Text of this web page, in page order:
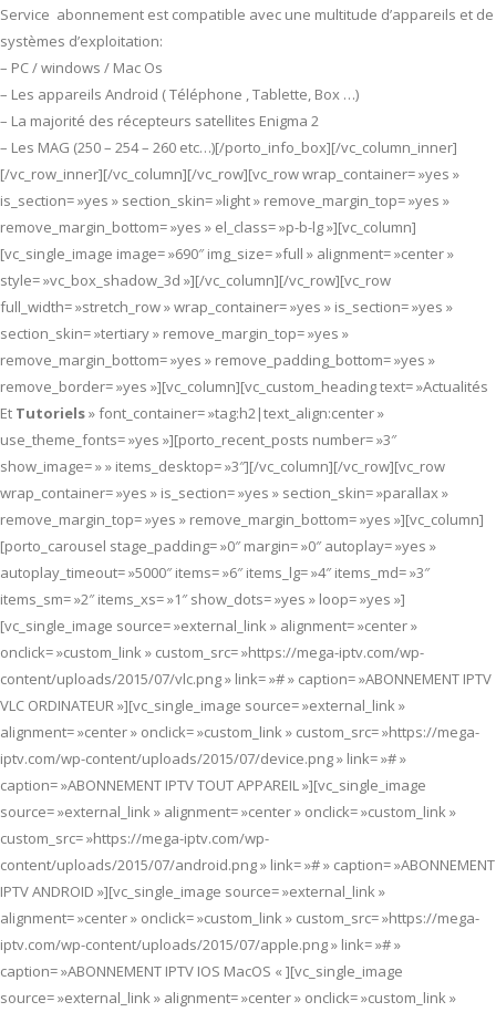
Service abonnement est compatible avec une multitude d’appareils et de
systèmes d’exploitation:
– PC / windows / Mac Os
– Les appareils Android ( Téléphone , Tablette, Box …)
– La majorité des récepteurs satellites Enigma 2
– Les MAG (250 – 254 – 260 etc…)[/porto_info_box][/vc_column_inner]
[/vc_row_inner][/vc_column][/vc_row][vc_row wrap_container= »yes »
is_section= »yes » section_skin= »light » remove_margin_top= »yes »
remove_margin_bottom= »yes » el_class= »p-b-lg »][vc_column]
[vc_single_image image= »690″ img_size= »full » alignment= »center »
style= »vc_box_shadow_3d »][/vc_column][/vc_row][vc_row
full_width= »stretch_row » wrap_container= »yes » is_section= »yes »
section_skin= »tertiary » remove_margin_top= »yes »
remove_margin_bottom= »yes » remove_padding_bottom= »yes »
remove_border= »yes »][vc_column][vc_custom_heading text= »Actualités
Et Tutoriels» font_container= »tag:h2|text_align:center »
use_theme_fonts= »yes »][porto_recent_posts number= »3″
show_image= » » items_desktop= »3″][/vc_column][/vc_row][vc_row
wrap_container= »yes » is_section= »yes » section_skin= »parallax »
remove_margin_top= »yes » remove_margin_bottom= »yes »][vc_column]
[porto_carousel stage_padding= »0″ margin= »0″ autoplay= »yes »
autoplay_timeout= »5000″ items= »6″ items_lg= »4″ items_md= »3″
items_sm= »2″ items_xs= »1″ show_dots= »yes » loop= »yes »]
[vc_single_image source= »external_link » alignment= »center »
onclick= »custom_link » custom_src= »https://mega-iptv.com/wp-
content/uploads/2015/07/vlc.png » link= »# » caption= »ABONNEMENT IPTV
VLC ORDINATEUR »][vc_single_image source= »external_link »
alignment= »center » onclick= »custom_link » custom_src= »https://mega-
iptv.com/wp-content/uploads/2015/07/device.png » link= »# »
caption= »ABONNEMENT IPTV TOUT APPAREIL »][vc_single_image
source= »external_link » alignment= »center » onclick= »custom_link »
custom_src= »https://mega-iptv.com/wp-
content/uploads/2015/07/android.png » link= »# » caption= »ABONNEMENT
IPTV ANDROID »][vc_single_image source= »external_link »
alignment= »center » onclick= »custom_link » custom_src= »https://mega-
iptv.com/wp-content/uploads/2015/07/apple.png » link= »# »
caption= »ABONNEMENT IPTV IOS MacOS « ][vc_single_image
source= »external_link » alignment= »center » onclick= »custom_link »